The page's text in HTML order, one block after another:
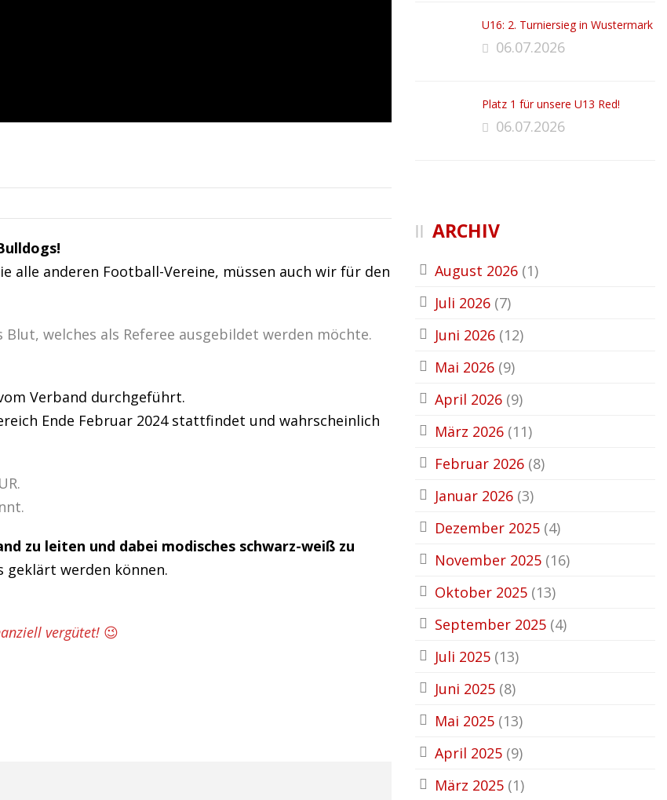
anderen Football-Vereine, müssen auch wir für den
welches als Referee ausgebildet werden möchte.
Verband durchgeführt.
Ende Februar 2024 stattfindet und wahrscheinlich
zu leiten und dabei modisches schwarz-weiß zu
geklärt werden können.
vergütet! 😉
U16: 2. Turniersieg in Wustermark
06.07.2026
Platz 1 für unsere U13 Red!
06.07.2026
ARCHIV
August 2026 (1)
Juli 2026 (7)
Juni 2026 (12)
Mai 2026 (9)
April 2026 (9)
März 2026 (11)
Februar 2026 (8)
Januar 2026 (3)
Dezember 2025 (4)
November 2025 (16)
Oktober 2025 (13)
September 2025 (4)
Juli 2025 (13)
Juni 2025 (8)
Mai 2025 (13)
April 2025 (9)
März 2025 (1)